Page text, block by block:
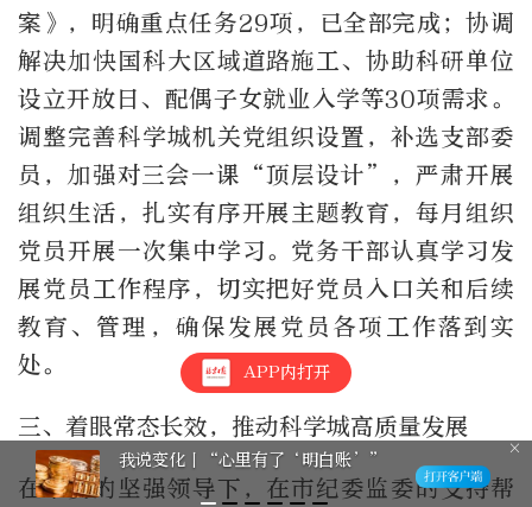
案》，明确重点任务29项，已全部完成；协调
解决加快国科大区域道路施工、协助科研单位
设立开放日、配偶子女就业入学等30项需求。
调整完善科学城机关党组织设置，补选支部委
员，加强对三会一课“顶层设计”，严肃开展
组织生活，扎实有序开展主题教育，每月组织
党员开展一次集中学习。党务干部认真学习发
展党员工作程序，切实把好党员入口关和后续
教育、管理，确保发展党员各项工作落到实
处。
三、着眼常态长效，推动科学城高质量发展
在市委的坚强领导下，在市纪委监委的支持帮
APP内打开
坚定文化自信 建设文化强国丨加强文
化遗产保护传承